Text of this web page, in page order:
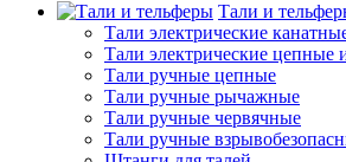
Тали и
Тали электрические
Тали электрические цепные
Тали ручные цепные
Тали ручные рычажные
Тали ручные червячные
Тали ручные